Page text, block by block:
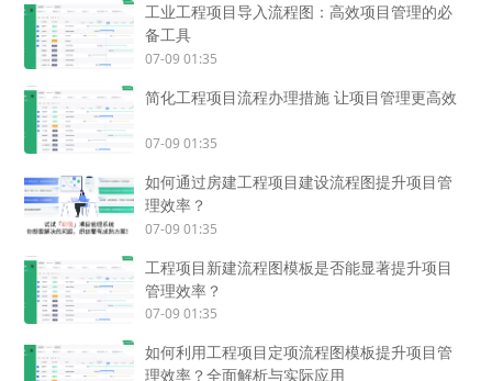
工业工程项目导入流程图：高效项目管理的必
备工具
07-09 01:35
简化工程项目流程办理措施 让项目管理更高效
07-09 01:35
如何通过房建工程项目建设流程图提升项目管
理效率？
07-09 01:35
工程项目新建流程图模板是否能显著提升项目
管理效率？
07-09 01:35
如何利用工程项目定项流程图模板提升项目管
理效率？全面解析与实际应用